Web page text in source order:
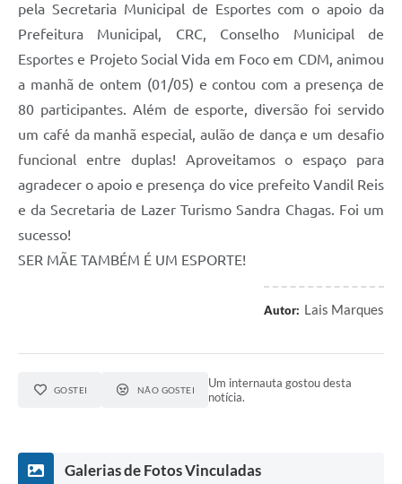
pela Secretaria Municipal de Esportes com o apoio da
Prefeitura Municipal, CRC, Conselho Municipal de
Esportes e Projeto Social Vida em Foco em CDM, animou
a manhã de ontem (01/05) e contou com a presença de
80 participantes. Além de esporte, diversão foi servido
um café da manhã especial, aulão de dança e um desafio
funcional entre duplas! Aproveitamos o espaço para
agradecer o apoio e presença do vice prefeito Vandil Reis
e da Secretaria de Lazer Turismo Sandra Chagas. Foi um
sucesso!
SER MÃE TAMBÉM É UM ESPORTE!
Autor: Lais Marques
GOSTEI NÃO GOSTEI
Um internauta gostou desta
notícia.
Galerias de Fotos Vinculadas